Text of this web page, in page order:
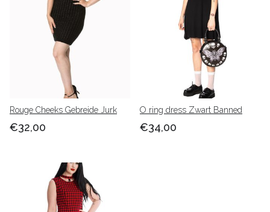
Rouge Cheeks Gebreide Jurk
€32,00
O ring dress Zwart Banned
€34,00